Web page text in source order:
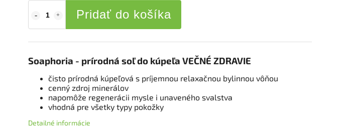
Pridať do košíka
Soaphoria - prírodná soľ do kúpeľa VEČNÉ ZDRAVIE
čisto prírodná kúpeľová s príjemnou relaxačnou bylinnou vôňou
cenný zdroj minerálov
napomôže regenerácii mysle i unaveného svalstva
vhodná pre všetky typy pokožky
Detailné informácie